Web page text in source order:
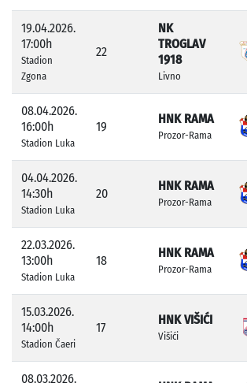
19.04.2026.
17:00h
Stadion
Zgona
22
NK
TROGLAV
1918
Livno
08.04.2026.
16:00h
Stadion Luka
19
HNK RAMA
Prozor-Rama
04.04.2026.
14:30h
Stadion Luka
20
HNK RAMA
Prozor-Rama
22.03.2026.
13:00h
Stadion Luka
18
HNK RAMA
Prozor-Rama
15.03.2026.
14:00h
Stadion Čaeri
17
HNK VIŠIĆI
Višići
08.03.2026.